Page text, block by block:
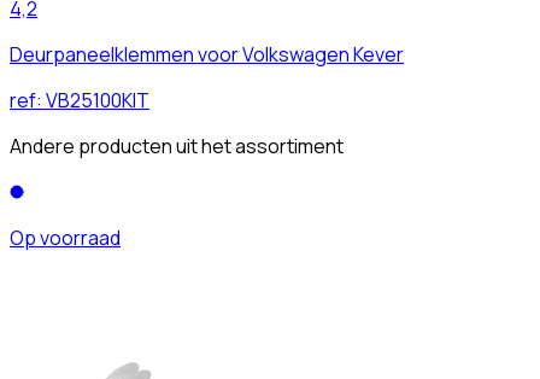
4,2
Deurpaneelklemmen voor Volkswagen Kever
ref: VB25100KIT
Andere producten uit het assortiment
Op voorraad